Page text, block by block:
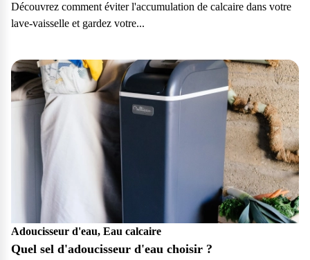
Découvrez comment éviter l'accumulation de calcaire dans votre
lave-vaisselle et gardez votre...
Adoucisseur d'eau, Eau calcaire
Quel sel d'adoucisseur d'eau choisir ?